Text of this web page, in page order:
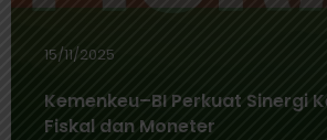
15/11/2025
Kemenkeu–BI Perkuat Sinergi
Fiskal dan Moneter